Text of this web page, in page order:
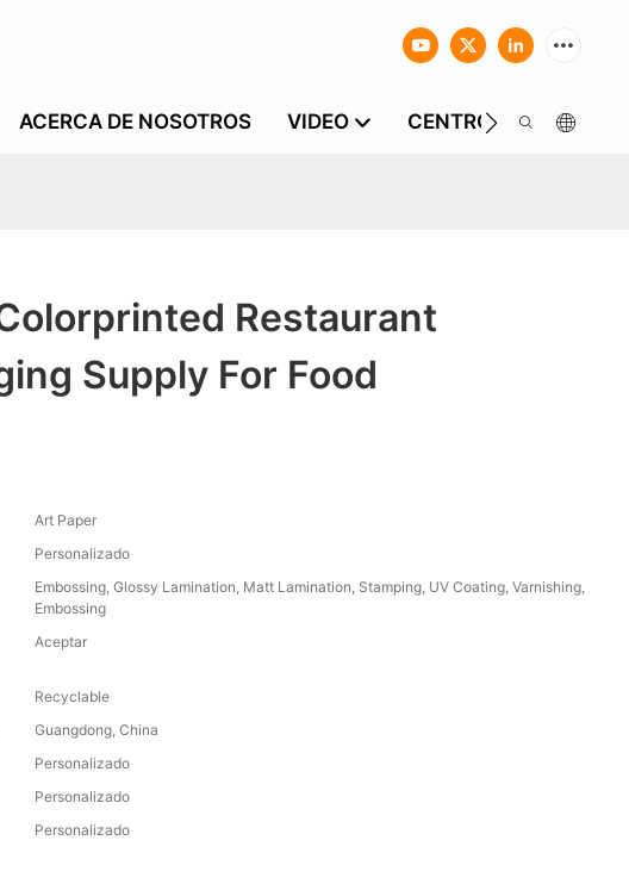
ACERCA DE NOSOTROS VIDEO CENTRO DE
Restaurant
Supply For Food
Art Paper
Personalizado
Embossing, Glossy Lamination, Matt Lamination, Stamping, UV Coating, Varnishing,
Embossing
Aceptar
Recyclable
Guangdong, China
Personalizado
Personalizado
Personalizado